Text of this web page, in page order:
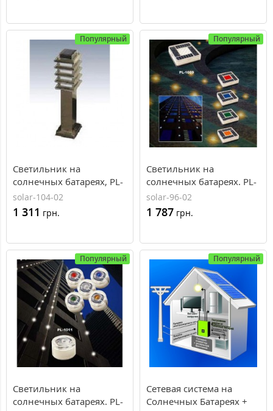
Популярный
Светильник на
солнечных батареях, PL-
2S07, AXIOMA energy
solar-104-02
1 311 грн.
Популярный
Светильник на
солнечных батареях. PL-
1009, AXIOMA energy
solar-96-02
1 787 грн.
Популярный
Светильник на
солнечных батареях. PL-
Популярный
Сетевая система на
Солнечных Батареях +